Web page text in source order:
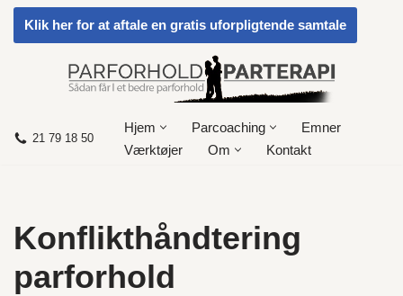
Spring
Klik her for at aftale en gratis uforpligtende samtale
21 79 18 50
Hjem Parcoaching
Emner
Værktøjer
Om Kontakt
Konflikthåndtering
parforhold